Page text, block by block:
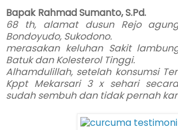
Bapak Rahmad Sumanto, S.Pd.
68 th, alamat dusun Rejo
Bondoyudo, Sukodono.
merasakan keluhan Sakit
Batuk dan Kolesterol Tinggi.
Alhamdulillah, setelah konsumsi
Kppt Mekarsari 3 x sehari
sudah sembuh dan tidak pernah